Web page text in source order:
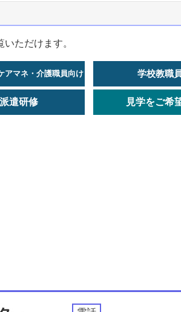
ただけます。
アマネ・介護職員向け 学校教職
遣研修 見学をご希